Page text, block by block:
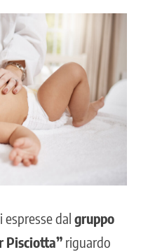
dalgruppo
Pisciotta” riguardo